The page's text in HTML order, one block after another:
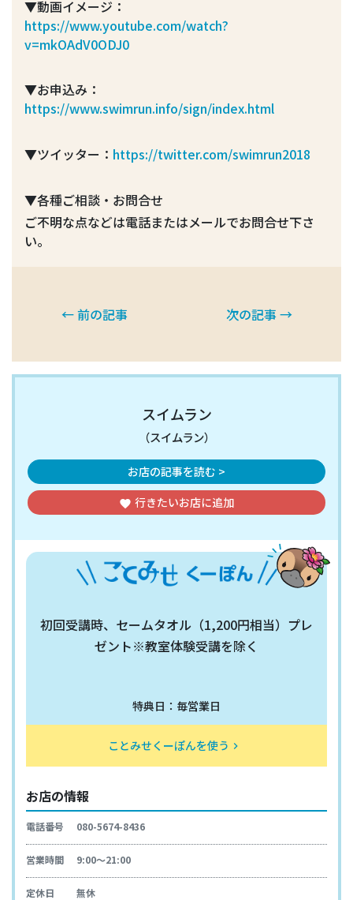
▼動画イメージ：
https://www.youtube.com/watch?
v=mkOAdV0ODJ0
▼お申込み：
https://www.swimrun.info/sign/index.html
▼ツイッター： https://twitter.com/swimrun2018
▼各種ご相談・お問合せ
ご不明な点などは電話またはメールでお問合せ下さ
い。
← 前の記事 次の記事 →
スイムラン
（スイムラン）
お店の記事を読む >
favorite 行きたいお店に追加
初回受講時、セームタオル（1,200円相当）プレ
ゼント※教室体験受講を除く
特典日：毎営業日
ことみせくーぽんを使う keyboard_arrow_right
お店の情報
電話番号 080-5674-8436
営業時間 9:00～21:00
定休日 無休